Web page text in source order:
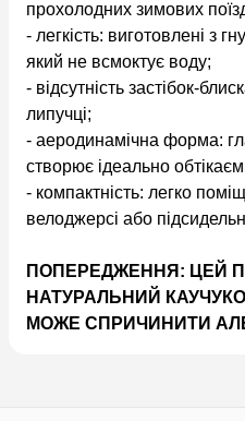
прохолодних зимових
- легкість: виготовлені з
який не всмоктує воду;
- відсутність застібок-
липучці;
- аеродинамічна форма:
створює ідеально
- компактність: легко
велоджерсі або
ПОПЕРЕДЖЕННЯ: ЦЕЙ
НАТУРАЛЬНИЙ
МОЖЕ СПРИЧИНИТИ